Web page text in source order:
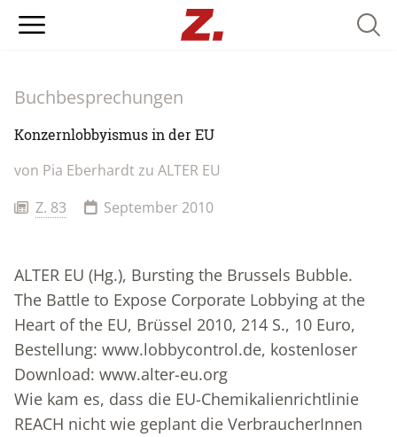
Buchbesprechungen
Konzernlobbyismus in der EU
von Pia Eberhardt zu ALTER EU
Z. 83
September 2010
ALTER EU (Hg.), Bursting the Brussels Bubble.
The Battle to Expose Corporate Lobbying at the
Heart of the EU, Brüssel 2010, 214 S., 10 Euro,
Bestellung: www.lobbycontrol.de, kostenloser
Download: www.alter-eu.org
Wie kam es, dass die EU-Chemikalienrichtlinie
REACH nicht wie geplant die VerbraucherInnen